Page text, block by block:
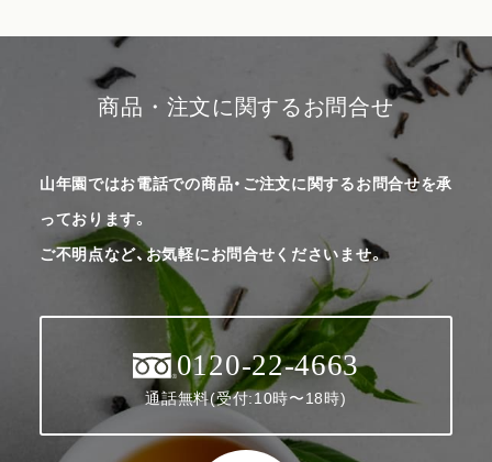
商品・注文に関するお問合せ
山年園ではお電話での商品・ご注文に関するお問合せを承
っております。
ご不明点など、お気軽にお問合せくださいませ。
0120-22-4663
通話無料(受付:10時〜18時)